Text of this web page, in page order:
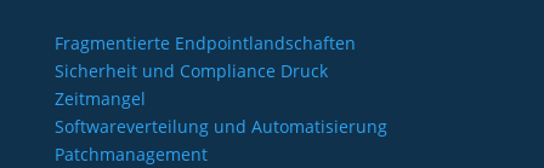
Fragmentierte Endpointlandschaften
Sicherheit und Compliance Druck
Zeitmangel
Softwareverteilung und Automatisierung
Patchmanagement